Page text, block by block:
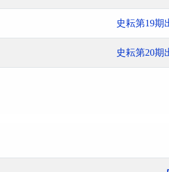
史耘第19期
史耘第20期